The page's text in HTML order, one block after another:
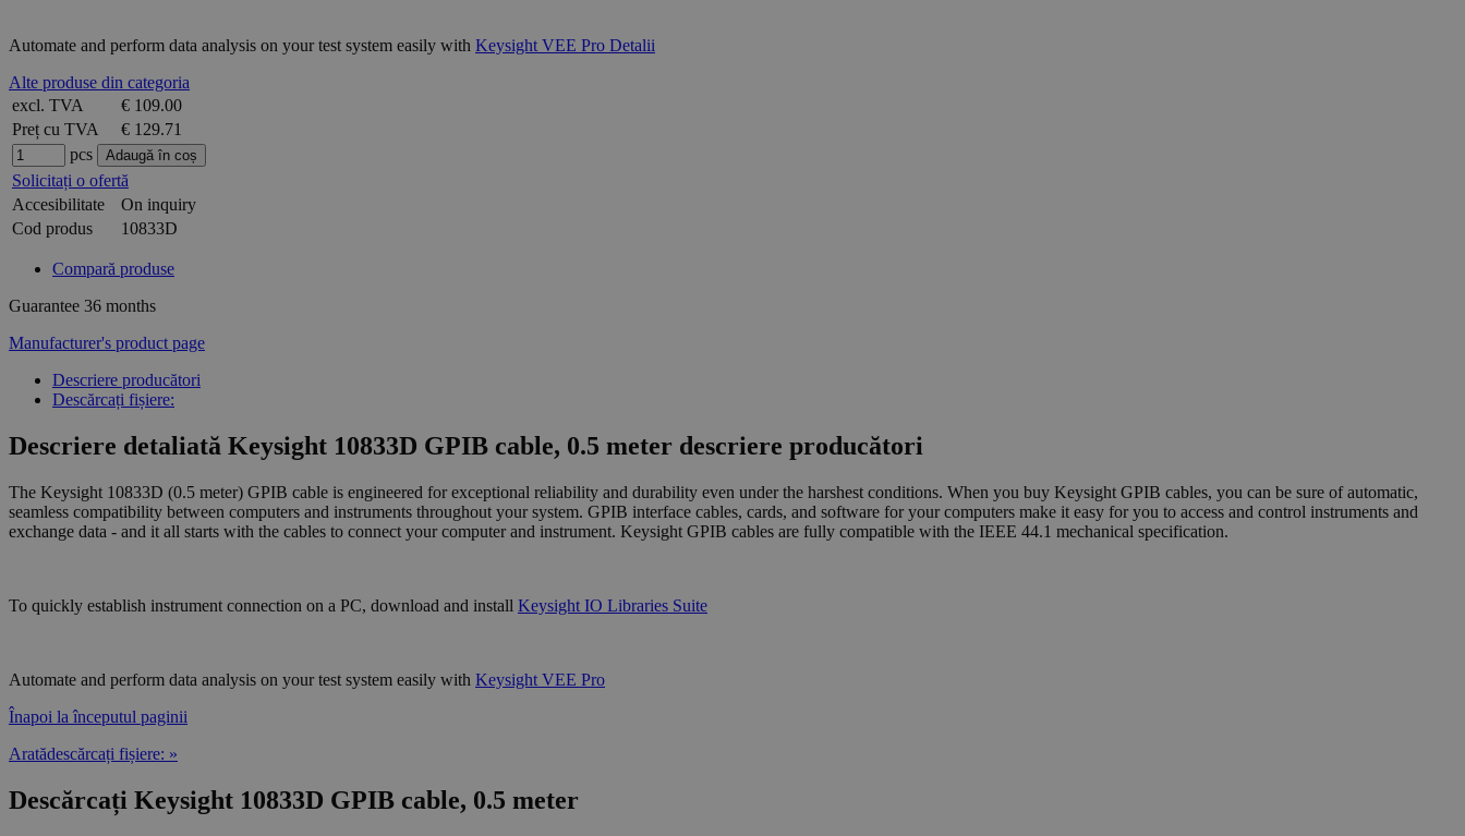
Automate and perform data analysis on your test system easily with Keysight VEE Pro Detalii
Alte produse din categoria
excl. TVA
€ 109.00
Preț cu TVA
€ 129.71
pcs
Solicitați o ofertă
Accesibilitate
On inquiry
Cod produs
10833D
Compară produse
Guarantee 36 months
Manufacturer's product page
Descriere producători
Descărcați fișiere:
Descriere detaliată Keysight 10833D GPIB cable, 0.5 meter descriere producători
The Keysight 10833D (0.5 meter) GPIB cable is engineered for exceptional reliability and durability even under the harshest conditions. When you buy Keysight GPIB cables, you can be sure of automatic,
seamless compatibility between computers and instruments throughout your system. GPIB interface cables, cards, and software for your computers make it easy for you to access and control instruments and
exchange data - and it all starts with the cables to connect your computer and instrument. Keysight GPIB cables are fully compatible with the IEEE 44.1 mechanical specification.
To quickly establish instrument connection on a PC, download and install Keysight IO Libraries Suite
Automate and perform data analysis on your test system easily with Keysight VEE Pro
Înapoi la începutul paginii
Aratădescărcați fișiere: »
Descărcați Keysight 10833D GPIB cable, 0.5 meter